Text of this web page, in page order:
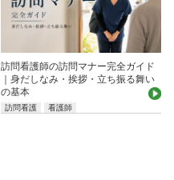
訪問看護師の訪問マナー完全ガイド
｜身だしなみ・挨拶・立ち振る舞い
の基本
訪問看護 看護師